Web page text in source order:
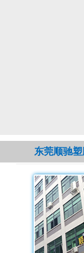
东莞顺驰